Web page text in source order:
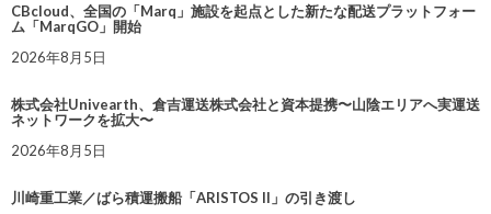
CBcloud、全国の「Marq」施設を起点とした新たな配送プラットフォー
ム「MarqGO」開始
2026年8月5日
株式会社Univearth、倉吉運送株式会社と資本提携〜山陰エリアへ実運送
ネットワークを拡大〜
2026年8月5日
川崎重工業／ばら積運搬船「ARISTOS II」の引き渡し